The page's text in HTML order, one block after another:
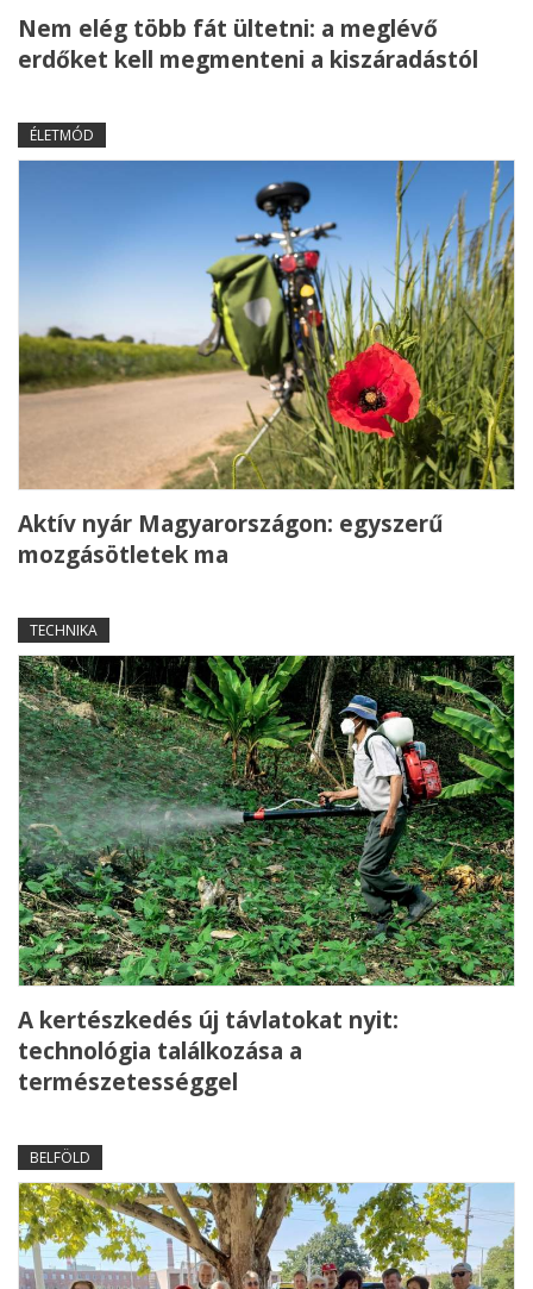
Nem elég több fát ültetni: a meglévő
erdőket kell megmenteni a kiszáradástól
ÉLETMÓD
Aktív nyár Magyarországon: egyszerű
mozgásötletek ma
TECHNIKA
A kertészkedés új távlatokat nyit:
technológia találkozása a
természetességgel
BELFÖLD